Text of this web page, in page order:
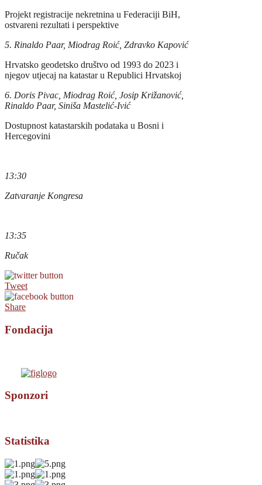
Projekt registracije nekretnina u Federaciji BiH,
ostvareni rezultati i perspektive
5. Rinaldo Paar, Miodrag Roić, Zdravko Kapović
Hrvatsko geodetsko društvo od 1993 do 2023 i
njegov utjecaj na katastar u Republici Hrvatskoj
6. Doris Pivac, Miodrag Roić, Josip Križanović,
Rinaldo Paar, Siniša Mastelić-Ivić
Dostupnost katastarskih podataka u Bosni i
Hercegovini
13:30
Zatvaranje Kongresa
13:35
Ručak
Tweet
Share
Fondacija
Sponzori
Statistika